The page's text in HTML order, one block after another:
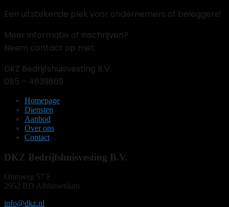
Een uitstekende plek voor ondernemers of beleggers!
Meer informatie of inschrijven?
Neem contact op met:
DKZ Bedrijfshuisvesting B.V.
085 – 4839869
Homepage
Diensten
Aanbod
Over ons
Contact
DKZ Bedrijfshuisvesting B.V.
Ohmweg 57 F
2952 BD Alblasserdam
info@dkz.nl